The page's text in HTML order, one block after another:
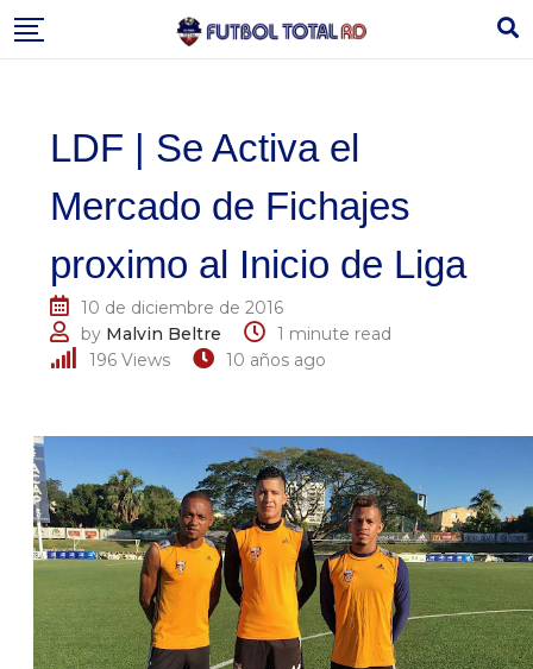
to
LDF | Se Activa el
Mercado de Fichajes
proximo al Inicio de Liga
10 de diciembre de 2016
by Malvin Beltre
1 minute read
196 Views 10 años ago